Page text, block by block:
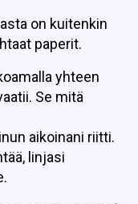
on kuitenkin
paperit.
yhteen
Se mitä
aikoinani riitti.
linjasi